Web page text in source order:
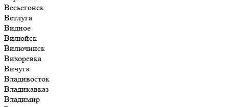
Весьегонск
Ветлуга
Видное
Вилюйск
Вилючинск
Вихоревка
Вичуга
Владивосток
Владикавказ
Владимир